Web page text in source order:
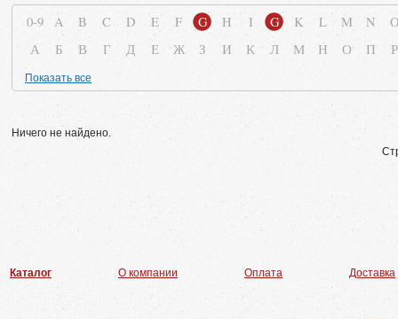
0-9 A B C D E F G H I G K L M N
А
Б В Г Д Е Ж З И К Л М Н О П Р
Показать все
Ничего не найдено.
Каталог О компании Оплата Доставка